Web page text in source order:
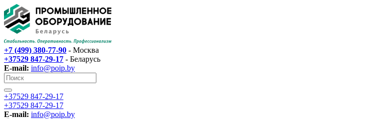
+7 (499) 380-77-90 - Москва
+37529 847-29-17‬ - Беларусь
E-mail: info@poip.by
+37529 847-29-17‬
+37529 847-29-17‬
E-mail: info@poip.by